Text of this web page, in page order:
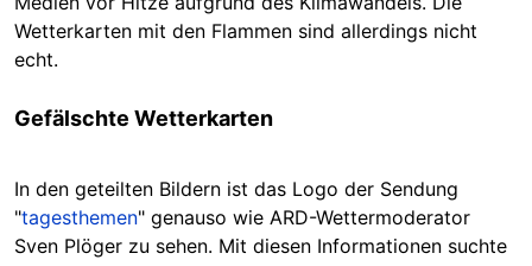
Wetterkarten mit den Flammen sind allerdings nicht
echt.
Gefälschte Wetterkarten
In den geteilten Bildern ist das Logo der Sendung
"tagesthemen" genauso wie ARD-Wettermoderator
Sven Plöger zu sehen. Mit diesen Informationen suchte